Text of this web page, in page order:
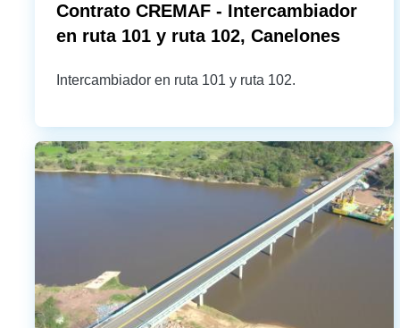
Contrato CREMAF - Intercambiador
en ruta 101 y ruta 102, Canelones
Intercambiador en ruta 101 y ruta 102.